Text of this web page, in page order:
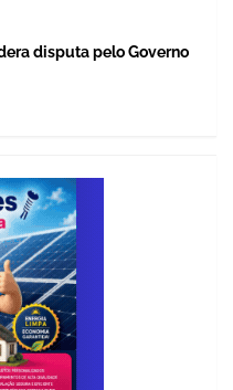
disputa pelo Governo